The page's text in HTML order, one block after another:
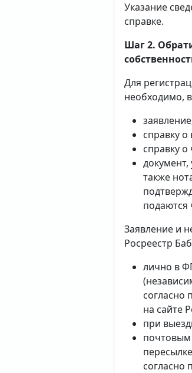
Указание
справке.
Шаг 2.
Для
необходимо,
справку
справку
также
подаются
Заявление и
Росреестр
лично в
на сайте
при
почтовым
согласно